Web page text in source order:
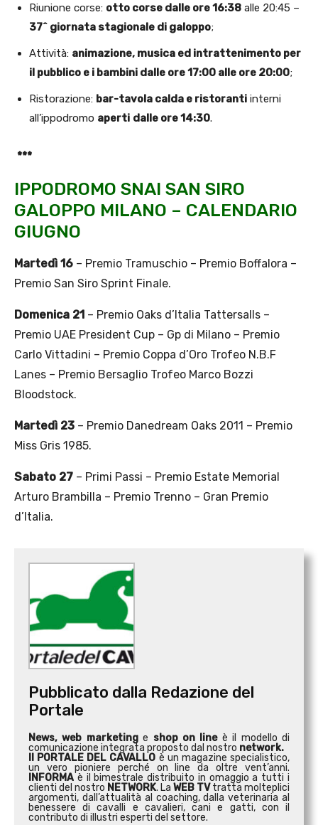
Riunione corse: otto corse dalle ore 16:38 alle 20:45 –
37^ giornata stagionale di galoppo;
Attività: animazione, musica ed intrattenimento per
il pubblico e i bambini dalle ore 17:00 alle ore 20:00;
Ristorazione: bar-tavola calda e ristoranti interni
all’ippodromo aperti dalle ore 14:30.
***
IPPODROMO SNAI SAN SIRO
GALOPPO MILANO – CALENDARIO
GIUGNO
Martedì 16 – Premio Tramuschio – Premio Boffalora –
Premio San Siro Sprint Finale.
Domenica 21 – Premio Oaks d’Italia Tattersalls –
Premio UAE President Cup – Gp di Milano – Premio
Carlo Vittadini – Premio Coppa d’Oro Trofeo N.B.F
Lanes – Premio Bersaglio Trofeo Marco Bozzi
Bloodstock.
Martedì 23 – Premio Danedream Oaks 2011 – Premio
Miss Gris 1985.
Sabato 27 – Primi Passi – Premio Estate Memorial
Arturo Brambilla – Premio Trenno – Gran Premio
d’Italia.
Pubblicato dalla Redazione del
Portale
News, web marketinge shop on line è il modello di
comunicazione integrata proposto dal nostro network.
Il PORTALE DEL CAVALLO è un magazine specialistico,
un vero pioniere perché on line da oltre vent’anni.
INFORMA è il bimestrale distribuito in omaggio a tutti i
clienti del nostro NETWORK. La WEB TVtratta molteplici
argomenti, dall’attualità al coaching, dalla veterinaria al
benessere di cavalli e cavalieri, cani e gatti, con il
contributo di illustri esperti del settore.